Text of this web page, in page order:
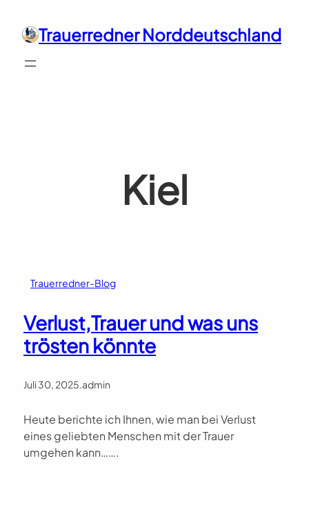
Inhalt
springen
Trauerredner Norddeutschland
Kiel
Trauerredner-Blog
Verlust,Trauer und was uns
trösten könnte
Juli 30, 2025 admin
Heute berichte ich Ihnen, wie man bei Verlust
eines geliebten Menschen mit der Trauer
umgehen kann…….